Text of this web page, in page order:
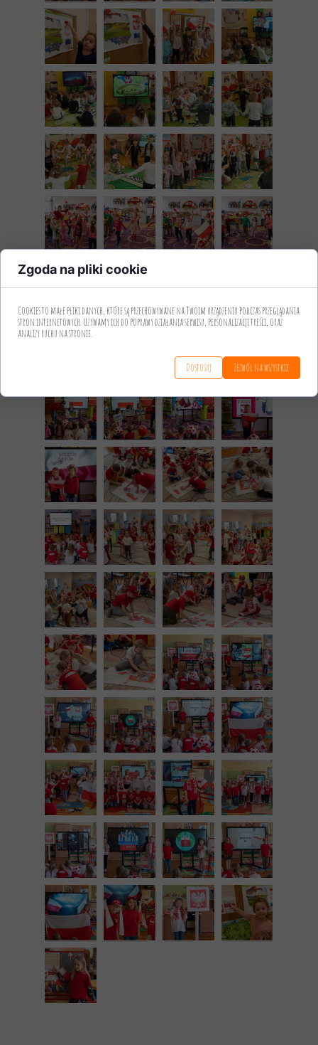
Zgoda na pliki cookie
Cookies to małe pliki danych, które są przechowywane na Twoim urządzeniu podczas przeglądania
stron internetowych. Używamy ich do poprawy działania serwisu, personalizacji treści, oraz
analizy ruchu na stronie.
Dostosuj Zezwól na wszystkie